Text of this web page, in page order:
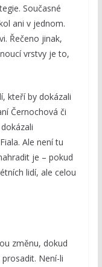
Současné
ani v jednom.
Řečeno jinak,
vrstvy je to,
kteří by dokázali
Černochová či
Ale není tu
je – pokud
lidí, ale celou
změnu, dokud
Není-li